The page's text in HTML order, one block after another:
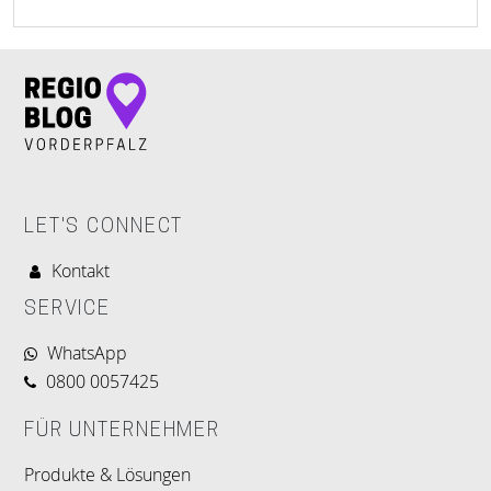
LET'S CONNECT
Kontakt
SERVICE
WhatsApp
0800 0057425
FÜR UNTERNEHMER
Produkte & Lösungen